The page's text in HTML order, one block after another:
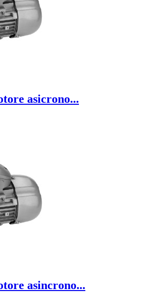
asicrono...
asincrono...